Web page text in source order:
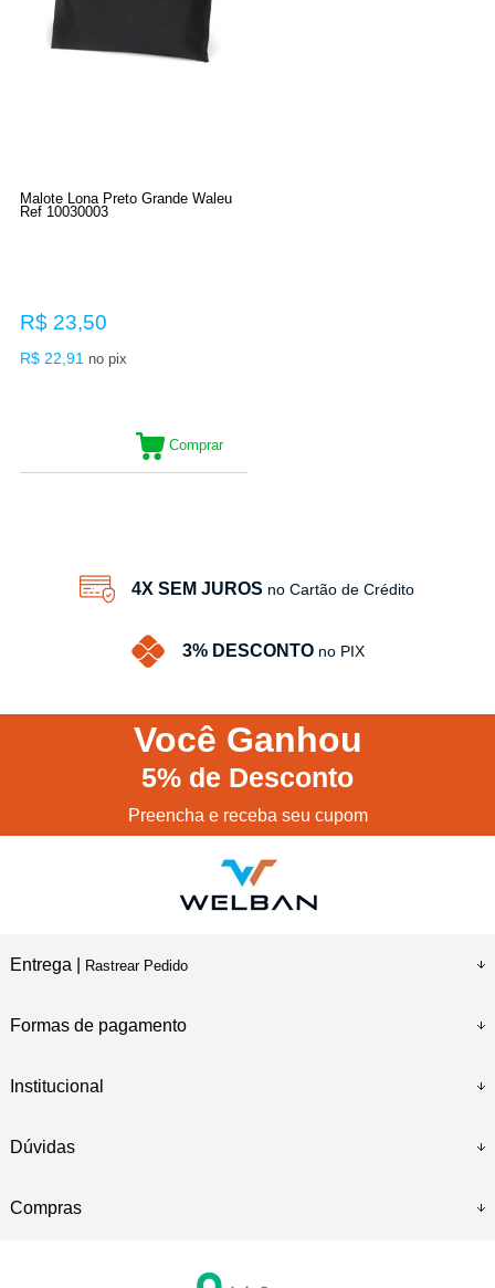
Malote Lona Preto Grande Waleu
Ref 10030003
R$ 23,50
R$ 22,91 no pix
Comprar
4X SEM JUROS no Cartão de Crédito
3% DESCONTO no PIX
Você Ganhou
5% de Desconto
Preencha e receba seu cupom
Entrega | Rastrear Pedido
Formas de pagamento
Institucional
Dúvidas
Compras